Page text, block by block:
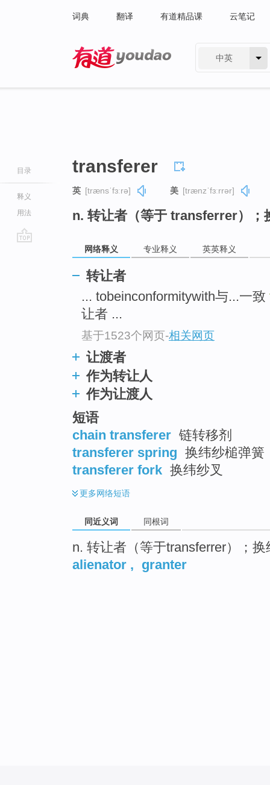
词典 翻译 有道精品课 云笔记
中英
目录
释义
用法
transferer
英 [trænsˈfɜːrə] 美 [trænzˈfɜːrrər]
n. 转让者（等于 transferrer）；
网络释义 专业释义 英英释义
转让者
... tobeinconformitywith与...一致
让者 ...
基于1523个网页-相关网页
让渡者
作为转让人
作为让渡人
短语
chain transferer 链转移剂
transferer spring 换纬纱槌弹簧
transferer fork 换纬纱叉
更多网络短语
同近义词 同根词
n. 转让者（等于transferrer）；换
alienator , granter